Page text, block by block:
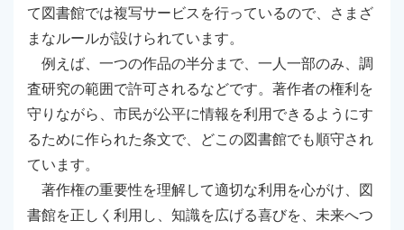
て図書館では複写サービスを行っているので、さまざ
まなルールが設けられています。
例えば、一つの作品の半分まで、一人一部のみ、調
査研究の範囲で許可されるなどです。著作者の権利を
守りながら、市民が公平に情報を利用できるようにす
るために作られた条文で、どこの図書館でも順守され
ています。
著作権の重要性を理解して適切な利用を心がけ、図
書館を正しく利用し、知識を広げる喜びを、未来へつ